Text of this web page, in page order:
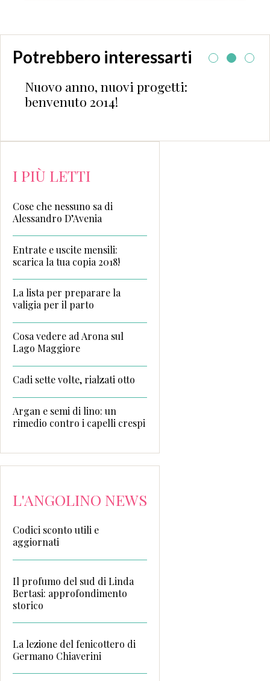
Potrebbero interessarti
Nuovo anno, nuovi progetti:
benvenuto 2014!
I PIÙ LETTI
Cose che nessuno sa di
Alessandro D’Avenia
Entrate e uscite mensili:
scarica la tua copia 2018!
La lista per preparare la
valigia per il parto
Cosa vedere ad Arona sul
Lago Maggiore
Cadi sette volte, rialzati otto
Argan e semi di lino: un
rimedio contro i capelli crespi
L'ANGOLINO NEWS
Codici sconto utili e
aggiornati
Il profumo del sud di Linda
Bertasi: approfondimento
storico
La lezione del fenicottero di
Germano Chiaverini